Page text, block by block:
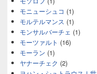
モニューシュコ (1)
モルテルマンス (1)
モンサルバーチェ (1)
モーツァルト (16)
モーラン (1)
ヤナーチェク (2)